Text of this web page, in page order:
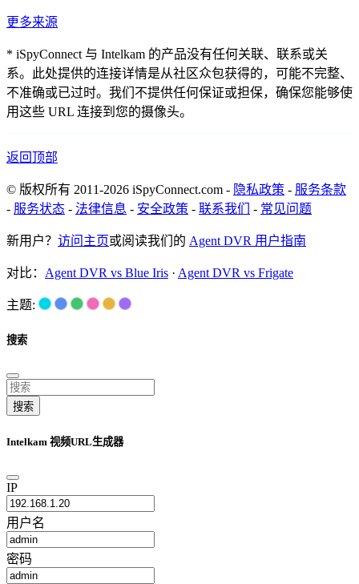
更多来源
* iSpyConnect 与 Intelkam 的产品没有任何关联、联系或关
系。此处提供的连接详情是从社区众包获得的，可能不完整、
不准确或已过时。我们不提供任何保证或担保，确保您能够使
用这些 URL 连接到您的摄像头。
返回顶部
© 版权所有 2011-2026 iSpyConnect.com - 隐私政策 - 服务条款
- 服务状态 - 法律信息 - 安全政策 - 联系我们 - 常见问题
新用户？ 访问主页或阅读我们的 Agent DVR 用户指南
对比： Agent DVR vs Blue Iris · Agent DVR vs Frigate
主题:
搜索
搜索
Intelkam 视频URL生成器
IP
用户名
密码